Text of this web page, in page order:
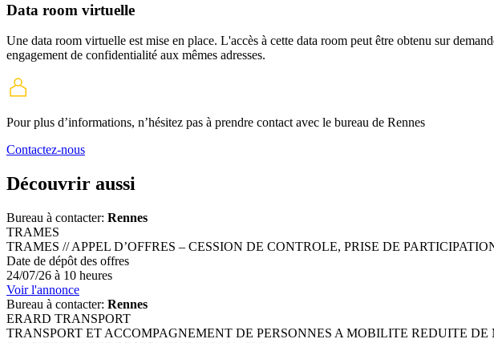
Data room virtuelle
Une data room virtuelle est mise en place. L'accès à cette data room peut être obtenu sur
engagement de confidentialité aux mêmes adresses.
Pour plus d’informations, n’hésitez pas à prendre contact avec le bureau de Rennes
Contactez-nous
Découvrir aussi
Bureau à contacter: Rennes
TRAMES
TRAMES // APPEL D’OFFRES – CESSION DE CONTROLE, PRISE DE
Date de dépôt des offres
24/07/26 à 10 heures
Voir l'annonce
Bureau à contacter: Rennes
ERARD TRANSPORT
TRANSPORT ET ACCOMPAGNEMENT DE PERSONNES A MOBILITE REDUITE